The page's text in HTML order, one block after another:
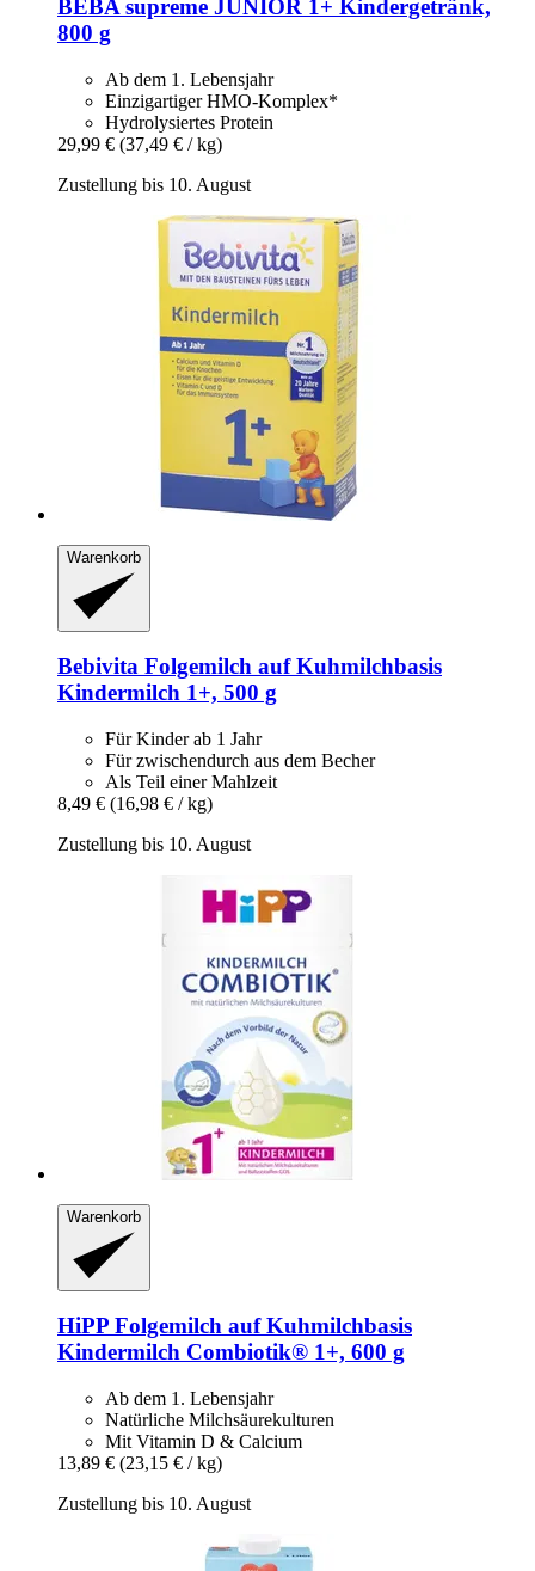
BEBAsupreme JUNIOR 1+ Kindergetränk,
800 g
Ab dem 1. Lebensjahr
Einzigartiger HMO-Komplex*
Hydrolysiertes Protein
29,99 € (37,49 € / kg)
Zustellung bis 10. August
Warenkorb
Bebivita Folgemilch auf Kuhmilchbasis
Kindermilch 1+, 500 g
Für Kinder ab 1 Jahr
Für zwischendurch aus dem Becher
Als Teil einer Mahlzeit
8,49 € (16,98 € / kg)
Zustellung bis 10. August
Warenkorb
HiPP Folgemilch auf Kuhmilchbasis
Kindermilch Combiotik® 1+, 600 g
Ab dem 1. Lebensjahr
Natürliche Milchsäurekulturen
Mit Vitamin D & Calcium
13,89 € (23,15 € / kg)
Zustellung bis 10. August